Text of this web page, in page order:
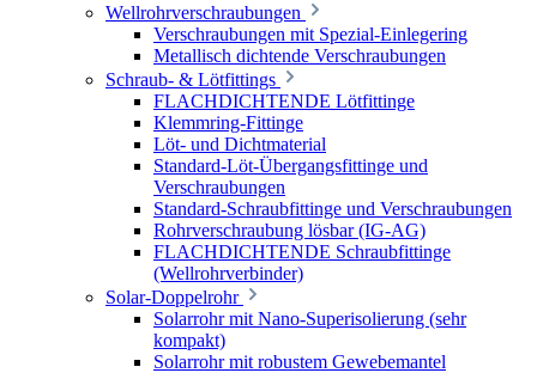
Wellrohrverschraubungen
Verschraubungen mit Spezial-Einlegering
Metallisch dichtende Verschraubungen
Schraub- & Lötfittings
FLACHDICHTENDE Lötfittinge
Klemmring-Fittinge
Löt- und Dichtmaterial
Standard-Löt-Übergangsfittinge und
Verschraubungen
Standard-Schraubfittinge und Verschraubungen
Rohrverschraubung lösbar (IG-AG)
FLACHDICHTENDE Schraubfittinge
(Wellrohrverbinder)
Solar-Doppelrohr
Solarrohr mit Nano-Superisolierung (sehr
kompakt)
Solarrohr mit robustem Gewebemantel